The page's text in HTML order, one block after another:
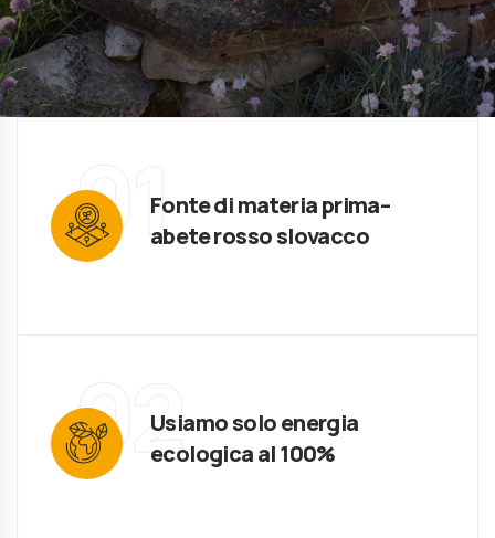
01Fonte di materia prima–
abete rosso slovacco
02Usiamo solo energia
ecologica al 100%